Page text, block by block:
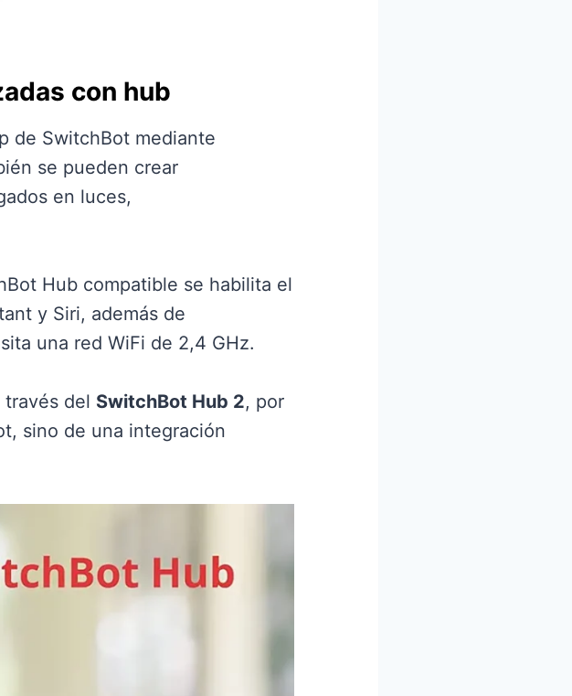
con hub
de SwitchBot mediante
se pueden crear
en luces,
Hub compatible se habilita el
y Siri, además de
una red WiFi de 2,4 GHz.
del SwitchBot Hub 2, por
sino de una integración